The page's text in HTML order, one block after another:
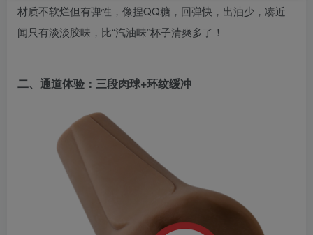
材质不软烂但有弹性，像捏QQ糖，回弹快，出油少，凑近
闻只有淡淡胶味，比“汽油味”杯子清爽多了！
二、通道体验：三段肉球+环纹缓冲